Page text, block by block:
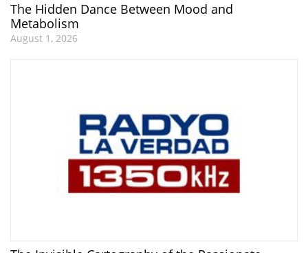
The Hidden Dance Between Mood and
Metabolism
August 1, 2026